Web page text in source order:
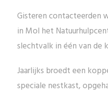
Gisteren contacteerden
in Mol het
slechtvalk in één van de
Jaarlijks broedt een
speciale nestkast,